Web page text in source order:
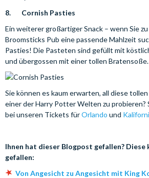
8. Cornish Pasties
Ein weiterer großartiger Snack – wenn Sie
Broomsticks Pub eine passende Mahlzeit
Pasties! Die Pasteten sind gefüllt mit
und übergossen mit einer tollen Bratensoße.
Sie können es kaum erwarten, all diese
einer der Harry Potter Welten zu probieren?
bei unseren Tickets fürOrlando und
Ihnen hat dieser Blogpost gefallen? Diese
gefallen:
Von Angesicht zu Angesicht mit King